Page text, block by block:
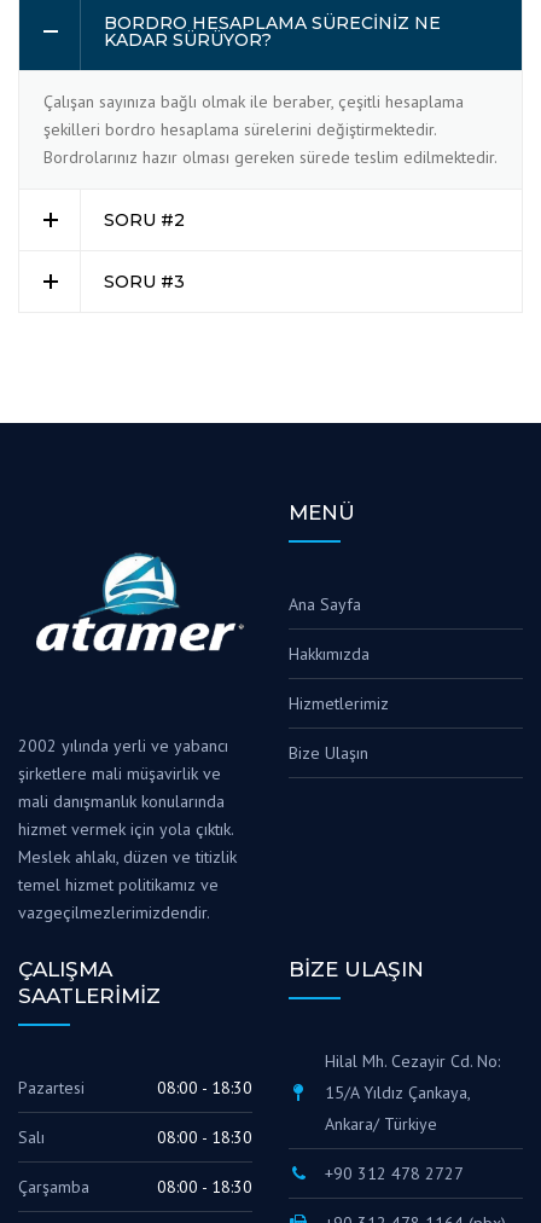
BORDRO HESAPLAMA SÜRECINIZ NE
KADAR SÜRÜYOR?
Çalışan sayınıza bağlı olmak ile beraber, çeşitli hesaplama
şekilleri bordro hesaplama sürelerini değiştirmektedir.
Bordrolarınız hazır olması gereken sürede teslim edilmektedir.
SORU #2
SORU #3
2002 yılında yerli ve yabancı
şirketlere mali müşavirlik ve
mali danışmanlık konularında
hizmet vermek için yola çıktık.
Meslek ahlakı, düzen ve titizlik
temel hizmet politikamız ve
vazgeçilmezlerimizdendir.
MENÜ
Ana Sayfa
Hakkımızda
Hizmetlerimiz
Bize Ulaşın
ÇALIŞMA
SAATLERIMIZ
Pazartesi 08:00 - 18:30
Salı 08:00 - 18:30
Çarşamba 08:00 - 18:30
BİZE ULAŞIN
Hilal Mh. Cezayir Cd. No:
15/A Yıldız Çankaya,
Ankara/ Türkiye
+90 312 478 2727